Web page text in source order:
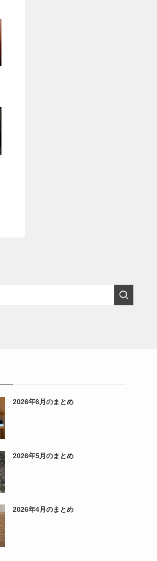
2026年6月のまとめ
2026年5月のまとめ
2026年4月のまとめ